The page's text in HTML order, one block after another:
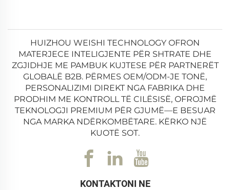
HUIZHOU WEISHI TECHNOLOGY OFRON
MATERJECE INTELIGJENTE PËR SHTRATE DHE
ZGJIDHJE ME PAMBUK KUJTESE PËR PARTNERËT
GLOBALË B2B. PËRMES OEM/ODM-JE TONË,
PERSONALIZIMI DIREKT NGA FABRIKA DHE
PRODHIM ME KONTROLL TË CILËSISË, OFROJMË
TEKNOLOGJI PREMIUM PËR GJUMË—E BESUAR
NGA MARKA NDËRKOMBËTARE. KËRKO NJË
KUOTË SOT.
KONTAKTONI NE